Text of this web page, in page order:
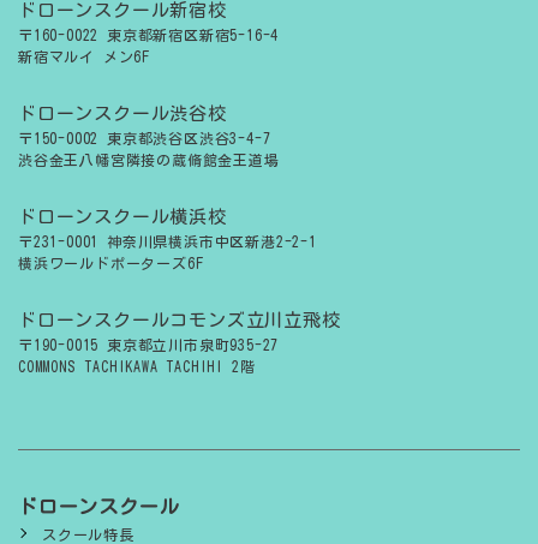
ドローンスクール新宿校
〒160-0022 東京都新宿区新宿5-16-4
新宿マルイ メン6F
ドローンスクール渋谷校
〒150-0002 東京都渋谷区渋谷3-4-7
渋谷金王八幡宮隣接の蔵脩館金王道場
ドローンスクール横浜校
〒231-0001 神奈川県横浜市中区新港2-2-1
横浜ワールドポーターズ6F
ドローンスクールコモンズ立川立飛校
〒190-0015 東京都立川市泉町935-27
COMMONS TACHIKAWA TACHIHI 2階
ドローンスクール
スクール特長